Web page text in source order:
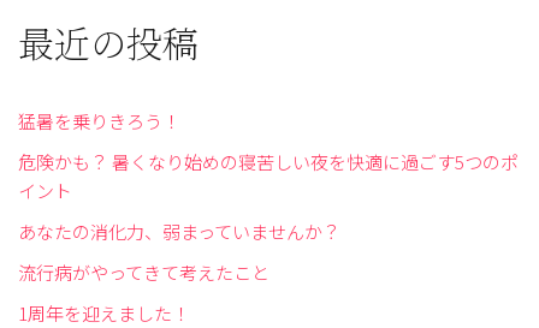
最近の投稿
猛暑を乗りきろう！
危険かも？ 暑くなり始めの寝苦しい夜を快適に過ごす5つのポ
イント
あなたの消化力、弱まっていませんか？
流行病がやってきて考えたこと
1周年を迎えました！